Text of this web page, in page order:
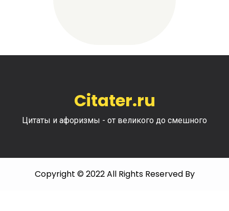
Citater.ru
Цитаты и афоризмы - от великого до смешного
Copyright © 2022 All Rights Reserved By